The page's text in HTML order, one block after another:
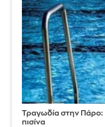
Τραγωδία στην Πάρο:
πισίνα